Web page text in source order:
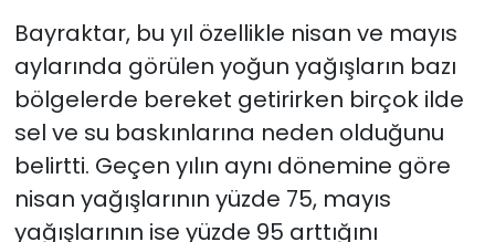
Bayraktar, bu yıl özellikle nisan ve mayıs
aylarında görülen yoğun yağışların bazı
bölgelerde bereket getirirken birçok ilde
sel ve su baskınlarına neden olduğunu
belirtti. Geçen yılın aynı dönemine göre
nisan yağışlarının yüzde 75, mayıs
yağışlarının ise yüzde 95 arttığını